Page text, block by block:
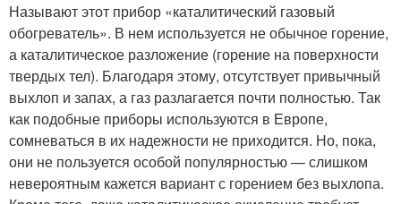
Называют этот прибор «каталитический газовый
обогреватель». В нем используется не обычное горение,
а каталитическое разложение (горение на поверхности
твердых тел). Благодаря этому, отсутствует привычный
выхлоп и запах, а газ разлагается почти полностью. Так
как подобные приборы используются в Европе,
сомневаться в их надежности не приходится. Но, пока,
они не пользуется особой популярностью — слишком
невероятным кажется вариант с горением без выхлопа.